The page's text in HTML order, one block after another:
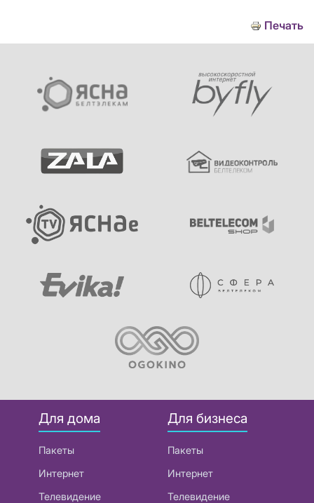
Печать
Для дома
Пакеты
Интернет
Телевидение
Для бизнеса
Пакеты
Интернет
Телевидение